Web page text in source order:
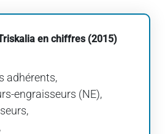
en chiffres (2015)
adhérents,
engraisseurs (NE),